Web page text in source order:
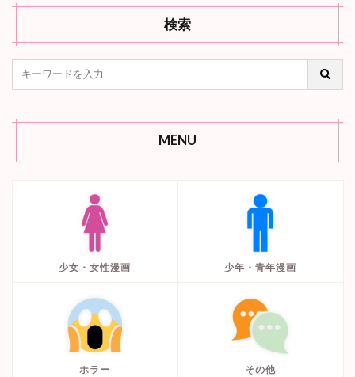
検索
MENU
少女・女性漫画 少年・青年漫画
ホラー その他